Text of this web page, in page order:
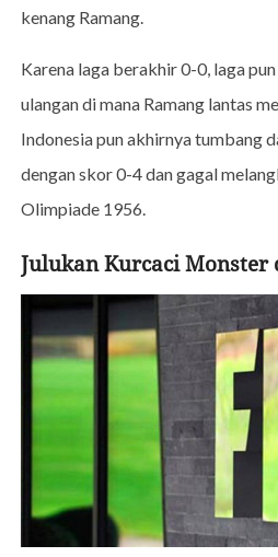
kenang Ramang.
Karena laga berakhir 0-0, laga
ulangan di mana Ramang lantas
Indonesia pun akhirnya tumbang
dengan skor 0-4 dan gagal
Olimpiade 1956.
Julukan Kurcaci Monster